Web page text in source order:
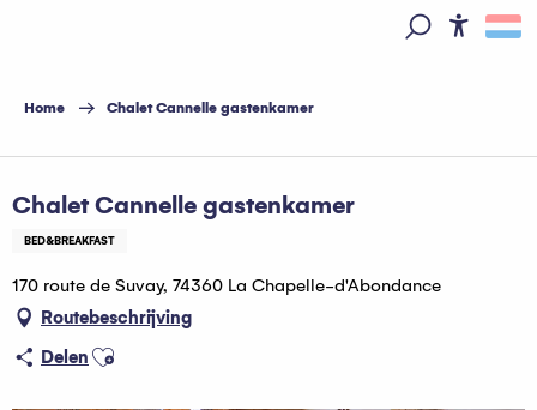
principal
Home Chalet Cannelle gastenkamer
Chalet Cannelle gastenkamer
BED&BREAKFAST
170 route de Suvay, 74360 La Chapelle-d'Abondance
Routebeschrijving
Delen Ajouter aux favoris